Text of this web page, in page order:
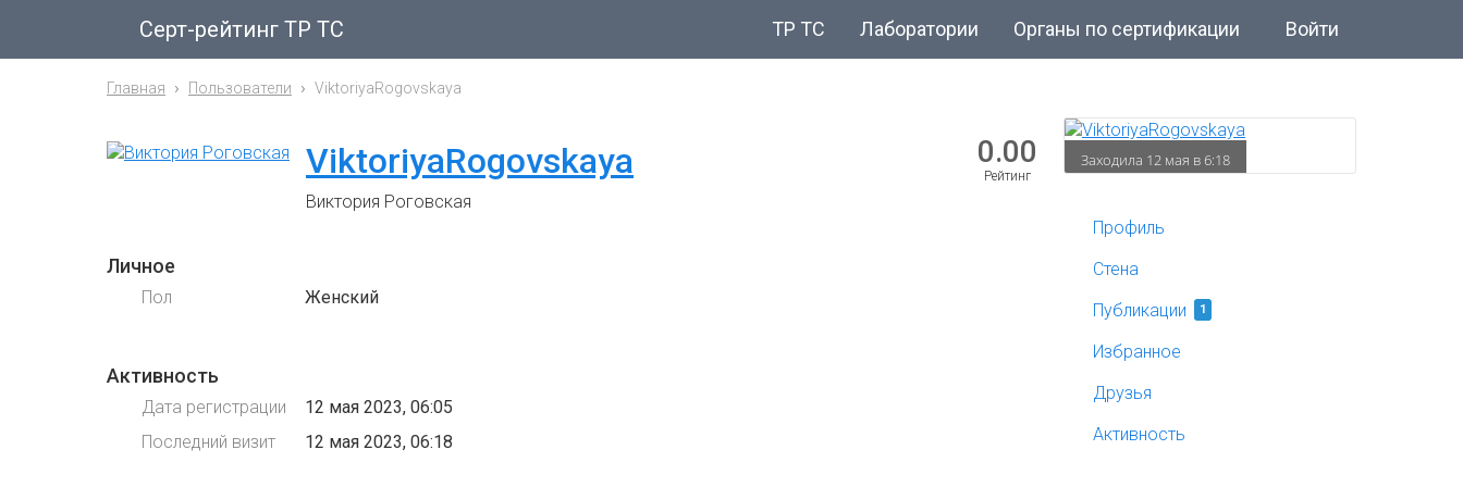
Серт-рейтинг ТР ТС ТР ТС Лаборатории Органы по сертификации Войти
Главная Пользователи ViktoriyaRogovskaya
ViktoriyaRogovskaya
Виктория Роговская
0.00
Рейтинг
Личное
Пол Женский
Активность
Дата регистрации
12 мая 2023, 06:05
Последний визит
12 мая 2023, 06:18
Заходила 12 мая в 6:18
Профиль
Стена
Публикации
1
Избранное
Друзья
Активность